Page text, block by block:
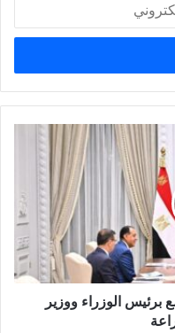
برئيس الوزراء ووزير